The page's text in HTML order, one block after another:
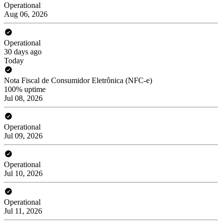
Operational
Aug 06, 2026
Operational
30 days ago
Today
Nota Fiscal de Consumidor Eletrônica (NFC-e)
100% uptime
Jul 08, 2026
Operational
Jul 09, 2026
Operational
Jul 10, 2026
Operational
Jul 11, 2026